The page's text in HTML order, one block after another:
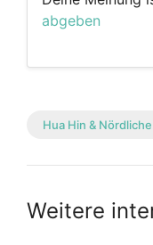
abgeben
Hua Hin &
Weitere